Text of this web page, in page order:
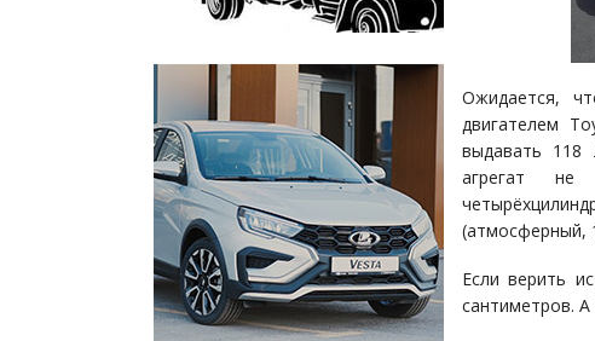
Ожидается,
двигателем
выдавать
агрегат не
(атмосферный,
Если верить
сантиметров.